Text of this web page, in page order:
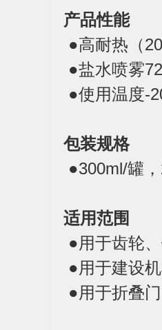
产品性能
●高耐热（
●盐水喷雾
●使用温度-
包装规格
●300ml/罐
适用范围
●用于齿轮
●用于建设
●用于折叠